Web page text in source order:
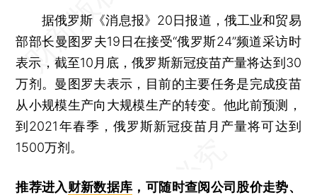
据俄罗斯《消息报》20日报道，俄工业和贸易
部部长曼图罗夫19日在接受“俄罗斯24”频道采访时
表示，截至10月底，俄罗斯新冠疫苗产量将达到30
万剂。曼图罗夫表示，目前的主要任务是完成疫苗
从小规模生产向大规模生产的转变。他此前预测，
到2021年春季，俄罗斯新冠疫苗月产量将可达到
1500万剂。
推荐进入财新数据库 ，可随时查阅公司股价走势、